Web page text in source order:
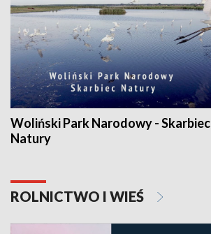
Woliński Park Narodowy - Skarbiec
Natury
ROLNICTWO I WIEŚ